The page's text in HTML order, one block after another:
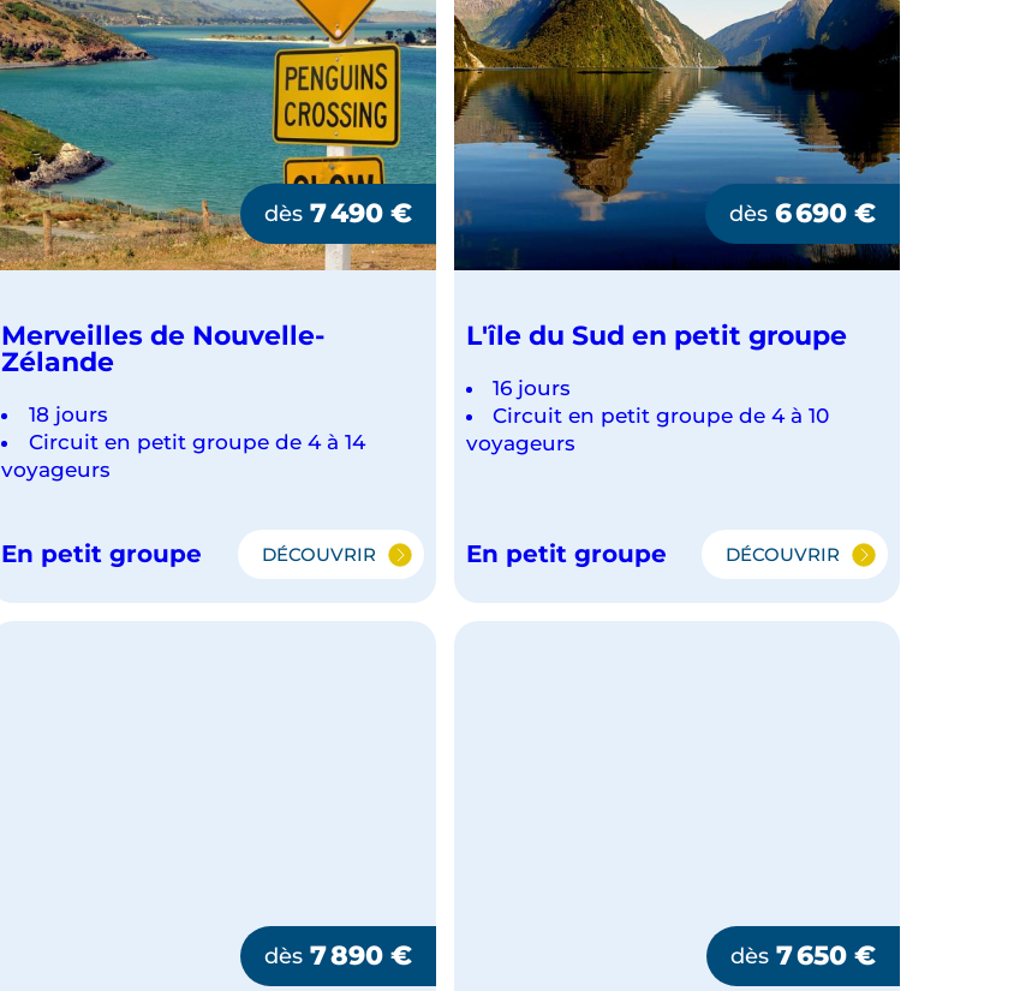
dès 7 490 €
Merveilles de Nouvelle-
Zélande
18 jours
Circuit en petit groupe de 4 à 14
voyageurs
En petit groupe DÉCOUVRIR
MERVEILLES
NOUVELLE-
dès 6 690 €
L'île du Sud en petit groupe
16 jours
Circuit en petit groupe de 4 à 10
voyageurs
En petit groupe DÉCOUVRIR
L'ÎLE
SUD
dès 7 890 € dès 7 650 €